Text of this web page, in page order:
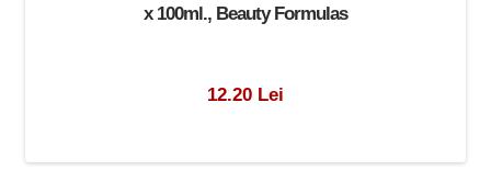
x 100ml., Beauty Formulas
12.20 Lei